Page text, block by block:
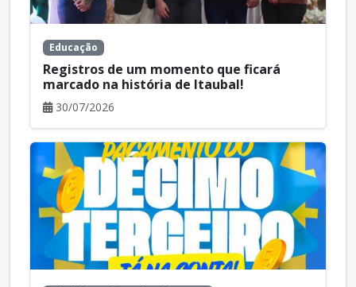
Educação
Registros de um momento que ficará
marcado na história de Itaubal!
30/07/2026